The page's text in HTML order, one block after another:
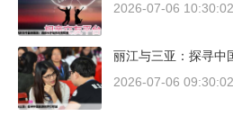
2026-07-06 10:30:02
丽江与三亚：探寻中
2026-07-06 09:30:02